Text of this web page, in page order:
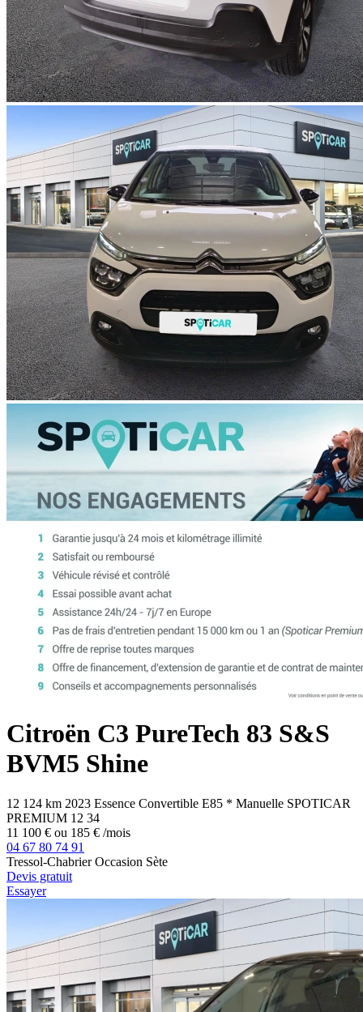
Citroën C3 PureTech 83 S&S
BVM5 Shine
12 124 km 2023 Essence Convertible E85 * Manuelle SPOTICAR
PREMIUM 12 34
11 100 € ou 185 € /mois
04 67 80 74 91
Tressol-Chabrier Occasion Sète
Devis gratuit
Essayer